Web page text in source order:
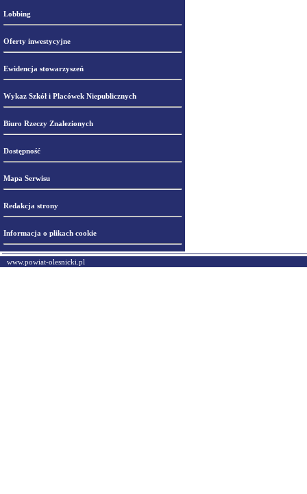
Lobbing
Oferty inwestycyjne
Ewidencja stowarzyszeń
Wykaz Szkół i Placówek Niepublicznych
Biuro Rzeczy Znalezionych
Dostępność
Mapa Serwisu
Redakcja strony
Informacja o plikach cookie
www.powiat-olesnicki.pl